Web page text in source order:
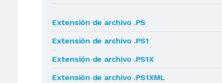
Extensión de archivo .PS
Extensión de archivo .PS1
Extensión de archivo .PS1X
Extensión de archivo .PS1XML